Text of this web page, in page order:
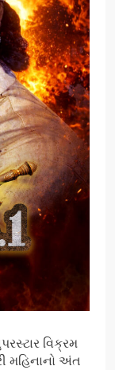
વિક્રમ
મહિનાનો અંત